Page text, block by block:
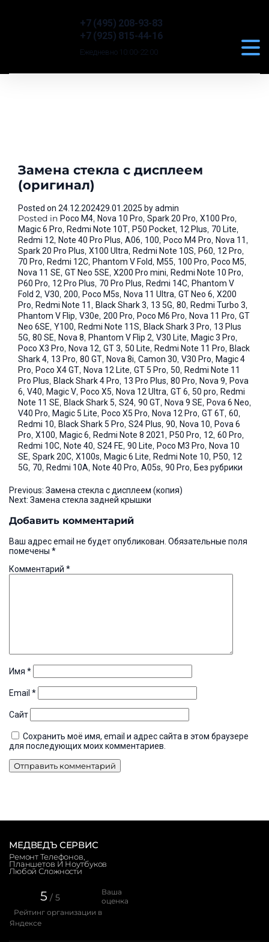
+7 (495) 208-93-83
+7 (925) 815-44-16
Ежедневно 10:00-22:00
Замена стекла с дисплеем
(оригинал)
Posted on 24.12.202429.01.2025 byadmin
Posted in Poco M4, Nova 10 Pro, Spark 20 Pro, X100 Pro,
Magic 6 Pro, Redmi Note 10T, P50 Pocket, 12 Plus, 70 Lite,
Redmi 12, Note 40 Pro Plus, A06, 100, Poco M4 Pro, Nova 11,
Spark 20 Pro Plus, X100 Ultra, Redmi Note 10S, P60, 12 Pro,
70 Pro, Redmi 12C, Phantom V Fold, M55, 100 Pro, Poco M5,
Nova 11 SE, GT Neo 5SE, X200 Pro mini, Redmi Note 10 Pro,
P60 Pro, 12 Pro Plus, 70 Pro Plus, Redmi 14C, Phantom V
Fold 2, V30, 200, Poco M5s, Nova 11 Ultra, GT Neo 6, X200
Pro, Redmi Note 11, Black Shark 3, 13 5G, 80, Redmi Turbo 3,
Phantom V Flip, V30e, 200 Pro, Poco M6 Pro, Nova 11 Pro, GT
Neo 6SE, Y100, Redmi Note 11S, Black Shark 3 Pro, 13 Plus
5G, 80 SE, Nova 8, Phantom V Flip 2, V30 Lite, Magic 3 Pro,
Poco X3 Pro, Nova 12, GT 3, 50 Lite, Redmi Note 11 Pro, Black
Shark 4, 13 Pro, 80 GT, Nova 8i, Camon 30, V30 Pro, Magic 4
Pro, Poco X4 GT, Nova 12 Lite, GT 5 Pro, 50, Redmi Note 11
Pro Plus, Black Shark 4 Pro, 13 Pro Plus, 80 Pro, Nova 9, Pova
6, V40, Magic V, Poco X5, Nova 12 Ultra, GT 6, 50 pro, Redmi
Note 11 SE, Black Shark 5, S24, 90 GT, Nova 9 SE, Pova 6 Neo,
V40 Pro, Magic 5 Lite, Poco X5 Pro, Nova 12 Pro, GT 6T, 60,
Redmi 10, Black Shark 5 Pro, S24 Plus, 90, Nova 10, Pova 6
Pro, X100, Magic 6, Redmi Note 8 2021, P50 Pro, 12, 60 Pro,
Redmi 10C, Note 40, S24 FE, 90 Lite, Poco M3 Pro, Nova 10
SE, Spark 20C, X100s, Magic 6 Lite, Redmi Note 10, P50, 12
5G, 70, Redmi 10A, Note 40 Pro, A05s, 90 Pro, Без рубрики
Навигация
по
записям
Previous: Замена стекла с дисплеем (копия)
Next: Замена стекла задней крышки
Добавить комментарий
Ваш адрес email не будет опубликован. Обязательные поля
помечены *
Комментарий *
Имя *
Email *
Сайт
Сохранить моё имя, email и адрес сайта в этом браузере
для последующих моих комментариев.
МЕДВЕДЪ СЕРВИС
Ремонт Телефонов,
Планшетов И Ноутбуков
Любой Сложности
5 / 5
Ваша
оценка
Рейтинг организации в
Яндексе